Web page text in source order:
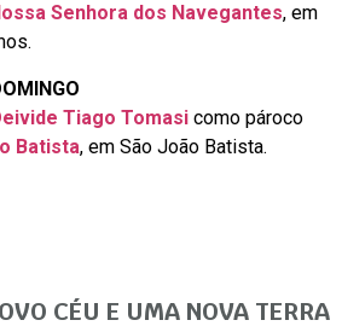
Senhora dos Navegantes, em
Tiago Tomasi como pároco
Batista, em São João Batista.
CÉU E UMA NOVA TERRA